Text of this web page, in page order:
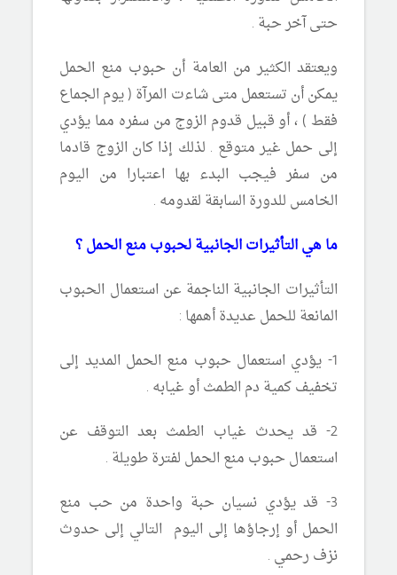
حتى آخر حبة .
ويعتقد الكثير من العامة أن حبوب منع الحمل
يمكن أن تستعمل متى شاءت المرآة ( يوم الجماع
فقط ) ، أو قبيل قدوم الزوج من سفره مما يؤدي
إلى حمل غير متوقع . لذلك إذا كان الزوج قادما
من سفر فيجب البدء بها اعتبارا من اليوم
الخامس للدورة السابقة لقدومه .
ما هي التأثيرات الجانبية لحبوب منع الحمل ؟
التأثيرات الجانبية الناجمة عن استعمال الحبوب
المانعة للحمل عديدة أهمها :
1- يؤدي استعمال حبوب منع الحمل المديد إلى
تخفيف كمية دم الطمث أو غيابه .
2- قد يحدث غياب الطمث بعد التوقف عن
استعمال حبوب منع الحمل لفترة طويلة .
3- قد يؤدي نسيان حبة واحدة من حب منع
الحمل أو إرجاؤها إلى اليوم التالي إلى حدوث
نزف رحمي .